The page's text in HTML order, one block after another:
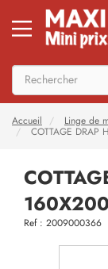
Accueil Linge de
COTTAGE DRAP
Ref : 2009000366